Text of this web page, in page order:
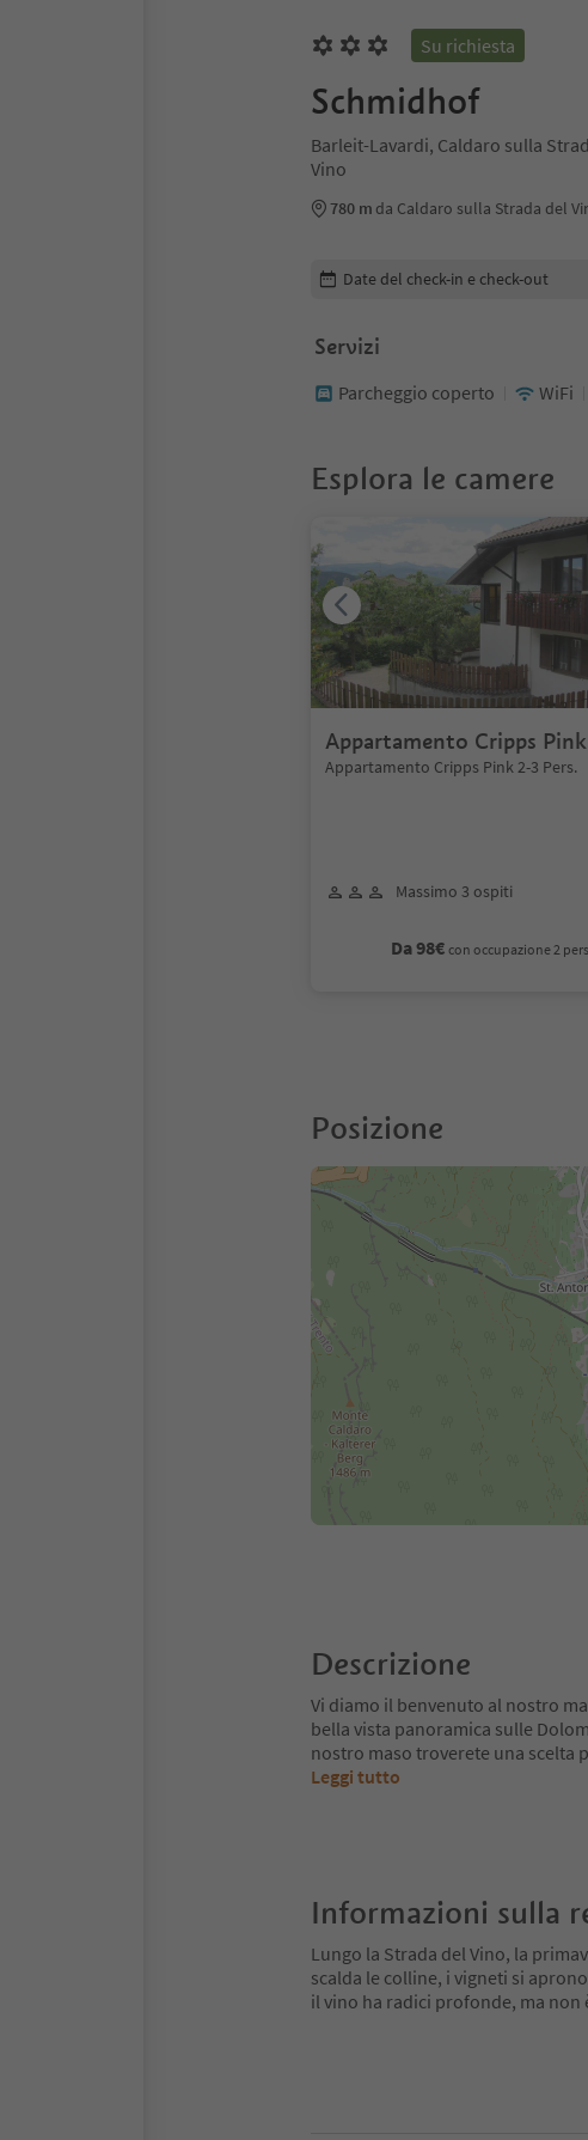
Su richiesta
Schmidhof
Barleit-Lavardi, Caldaro sulla
Vino
780 m da Caldaro sulla Strada del
Modifica i dettagli della
Date del check-in e check-out
Servizi
Parcheggio coperto WiFi
Esplora le camere
Appartamento Cripps
Pers.
Appartamento Cripps Pink 2-3 Pers.
Massimo 3 ospiti
Da 98€ con occupazione 2
Posizione
Descrizione
Vi diamo il benvenuto al nostro
bella vista panoramica sulle
nostro maso troverete una scelta
Leggi tutto
Informazioni sulla
Lungo la Strada del Vino, la
scalda le colline, i vigneti si
il vino ha radici profonde, ma non